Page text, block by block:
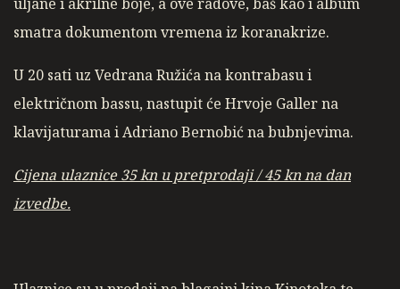
smatra dokumentom vremena iz koranakrize.
U 20 sati uz Vedrana Ružića na kontrabasu i
električnom bassu, nastupit će Hrvoje Galler na
klavijaturama i Adriano Bernobić na bubnjevima.
Cijena ulaznice 35 kn u pretprodaji / 45 kn na dan
izvedbe.